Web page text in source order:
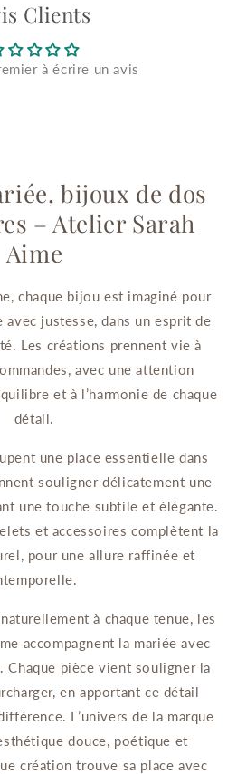
Clients
à écrire un avis
bijoux de dos
– Atelier Sarah
Aime
chaque bijou est imaginé pour
avec justesse, dans un esprit de
Les créations prennent vie à
avec une attention
et à l’harmonie de chaque
détail.
une place essentielle dans
souligner délicatement une
une touche subtile et élégante.
et accessoires complètent la
pour une allure raffinée et
à chaque tenue, les
accompagnent la mariée avec
Chaque pièce vient souligner la
en apportant ce détail
L’univers de la marque
douce, poétique et
création trouve sa place avec